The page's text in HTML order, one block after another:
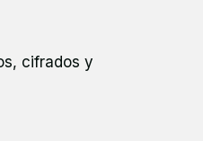
cifrados y